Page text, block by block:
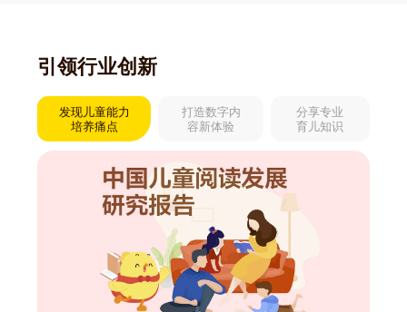
引领行业创新
发现儿童能力
培养痛点
打造数字内
容新体验
分享专业
育儿知识